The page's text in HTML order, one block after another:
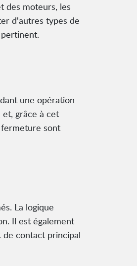
des moteurs, les
d'autres types de
une opération
grâce à cet
sont
La logique
Il est également
contact principal